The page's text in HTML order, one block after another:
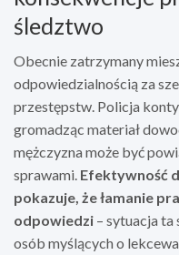
śledztwo
Obecnie zatrzymany
odpowiedzialnością za
przestępstw. Policja
gromadząc materiał
mężczyzna może być
sprawami. Efektywność
pokazuje, że łamanie
odpowiedzi – sytuacja
osób myślących o